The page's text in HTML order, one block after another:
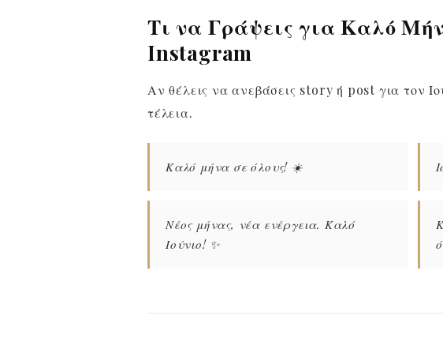
Τι να Γράψεις για Καλό
Instagram
Αν θέλεις να ανεβάσεις story ή post για τον
τέλεια.
Καλό μήνα σε όλους! ☀️
Νέος μήνας, νέα ενέργεια. Καλό
Ιούνιο! ✨